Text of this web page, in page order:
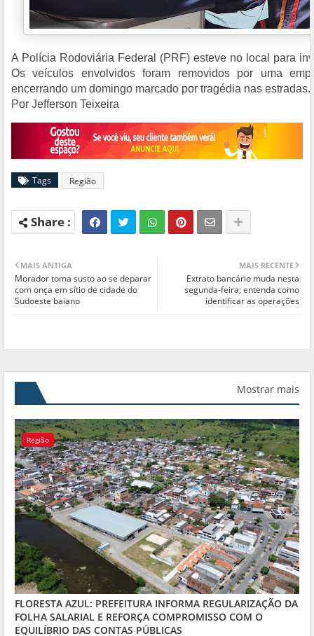
A Polícia Rodoviária Federal (PRF) esteve no local para
Os veículos envolvidos foram removidos por uma
encerrando um domingo marcado por tragédia nas estradas.
Por Jefferson Teixeira
Tags Região
MAIS RECENTE
Extrato bancário muda nesta
segunda-feira; entenda como
identificar as operações
MAIS ANTIGA
Morador toma susto ao se deparar
com onça em sítio de cidade do
Sudoeste baiano
Mostrar mais
Região
FLORESTA AZUL: PREFEITURA INFORMA REGULARIZAÇÃO DA
FOLHA SALARIAL E REFORÇA COMPROMISSO COM O
EQUILÍBRIO DAS CONTAS PÚBLICAS